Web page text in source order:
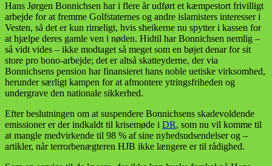
Hans Jørgen Bonnichsen har i flere år udført et kæmpestort frivilligt
arbejde for at fremme Golfstaternes og andre islamisters interesser i
Vesten, så det er kun rimeligt, hvis sheikerne nu spytter i kassen for
at hjælpe deres gamle ven i nøden. Hidtil har Bonnichsen nemlig –
så vidt vides – ikke modtaget så meget som en bøjet denar for sit
store pro bono-arbejde; det er altså skatteyderne, der via
Bonnichsens pension har finansieret hans noble uetiske virksomhed,
herunder særligt kampen for at afmontere ytringsfriheden og
undergrave den nationale sikkerhed.
Efter beslutningen om at suspendere Bonnichsens skadevoldende
emissioner er der indkaldt til krisemøde i DR, som nu vil komme til
at mangle medvirkende til 98 % af sine nyhedsudsendelser og –
artikler, når terrorbenægteren HJB ikke længere er til rådighed.